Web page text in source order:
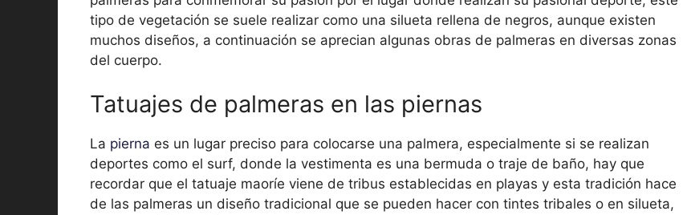
tipo de vegetación se suele realizar como una silueta rellena de negros, aunque existen
muchos diseños, a continuación se aprecian algunas obras de palmeras en diversas zonas
del cuerpo.
Tatuajes de palmeras en las piernas
La pierna es un lugar preciso para colocarse una palmera, especialmente si se realizan
deportes como el surf, donde la vestimenta es una bermuda o traje de baño, hay que
recordar que el tatuaje maoríe viene de tribus establecidas en playas y esta tradición hace
de las palmeras un diseño tradicional que se pueden hacer con tintes tribales o en silueta,